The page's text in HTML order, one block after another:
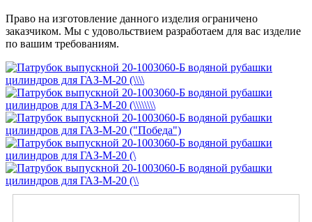
Право на изготовление данного изделия ограничено
заказчиком. Мы с удовольствием разработаем для вас изделие
по вашим требованиям.